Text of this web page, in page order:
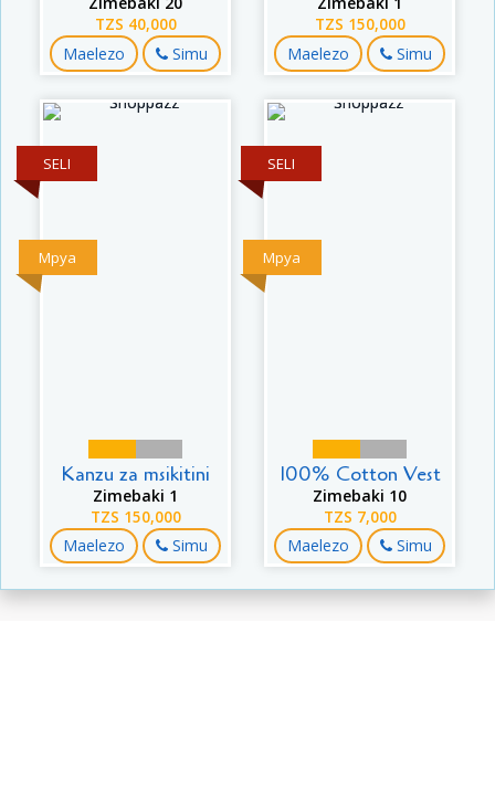
TZS 40,000
Maelezo Simu
TZS 150,000
Maelezo Simu
Mpya
SELI
Kanzu za msikitini
Zimebaki 1
TZS 150,000
Maelezo Simu
Mpya
SELI
100% Cotton Vest
Zimebaki 10
TZS 7,000
Maelezo Simu